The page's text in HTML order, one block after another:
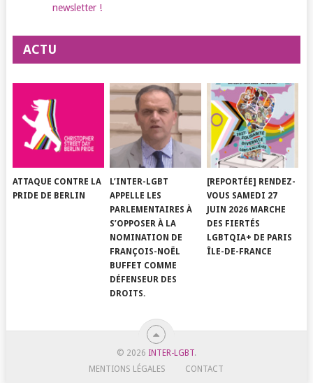
newsletter !
ACTU
ATTAQUE CONTRE LA
PRIDE DE BERLIN
L’INTER-LGBT
APPELLE LES
PARLEMENTAIRES À
S’OPPOSER À LA
NOMINATION DE
FRANÇOIS-NOËL
BUFFET COMME
DÉFENSEUR DES
DROITS.
[REPORTÉE] RENDEZ-
VOUS SAMEDI 27
JUIN 2026 MARCHE
DES FIERTÉS
LGBTQIA+ DE PARIS
ÎLE-DE-FRANCE
© 2026 INTER-LGBT.
MENTIONS LÉGALES
CONTACT